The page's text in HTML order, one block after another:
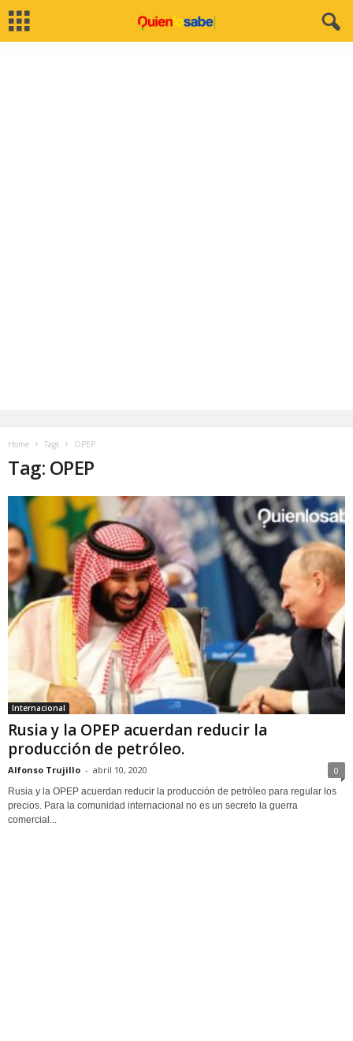
Home Tags OPEP
Tag: OPEP
Internacional
Rusia y la OPEP acuerdan reducir la
producción de petróleo.
Alfonso Trujillo - abril 10, 2020 0
Rusia y la OPEP acuerdan reducir la producción de petróleo para regular los
precios. Para la comunidad internacional no es un secreto la guerra
comercial...